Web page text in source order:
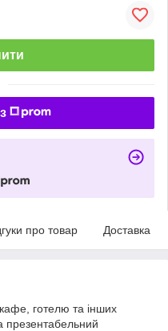
про товар Доставка
готелю та інших
презентабельний